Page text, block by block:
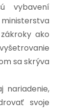
vybavení
ako
sa skrýva
nariadenie,
svoje